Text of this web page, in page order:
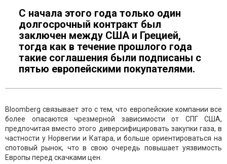
С начала этого года только один
долгосрочный контракт был
заключен между США и Грецией,
тогда как в течение прошлого года
такие соглашения были подписаны с
пятью европейскими покупателями.
Bloomberg связывает это с тем, что европейские компании все
более опасаются чрезмерной зависимости от СПГ США,
предпочитая вместо этого диверсифицировать закупки газа, в
частности у Норвегии и Катара, и больше ориентироваться на
спотовый рынок, что в свою очередь повышает уязвимость
Европы перед скачками цен.